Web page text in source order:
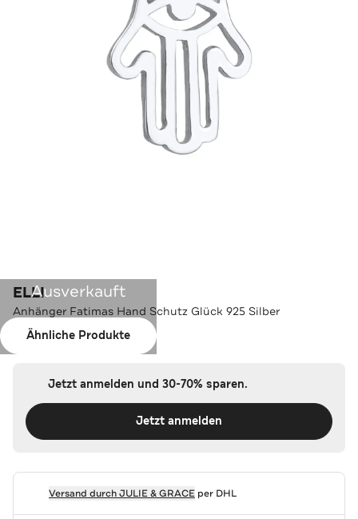
Ausverkauft
Ähnliche Produkte
ELLI
Anhänger Fatimas Hand Schutz Glück 925 Silber
Farbe:Silber
Jetzt anmelden und 30-70% sparen.
Jetzt anmelden
Versand durchJULIE & GRACEper DHL